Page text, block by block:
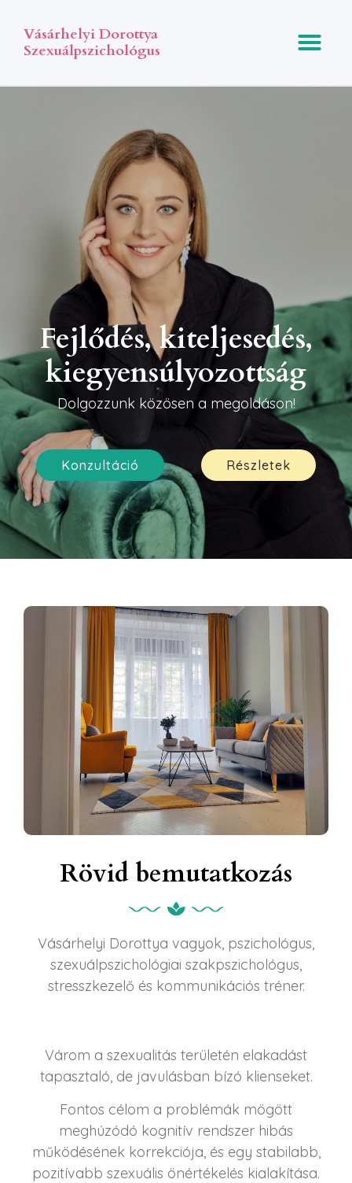
Vásárhelyi Dorottya
Szexuálpszichológus
Fejlődés, kiteljesedés,
kiegyensúlyozottság
Dolgozzunk közösen a megoldáson!
Konzultáció Részletek
Rövid bemutatkozás
Vásárhelyi Dorottya vagyok, pszichológus,
szexuálpszichológiai szakpszichológus,
stresszkezelő és kommunikációs tréner.
Várom a szexualitás területén elakadást
tapasztaló, de javulásban bízó klienseket.
Fontos célom a problémák mögött
meghúzódó kognitív rendszer hibás
működésének korrekciója, és egy stabilabb,
pozitívabb szexuális önértékelés kialakítása.